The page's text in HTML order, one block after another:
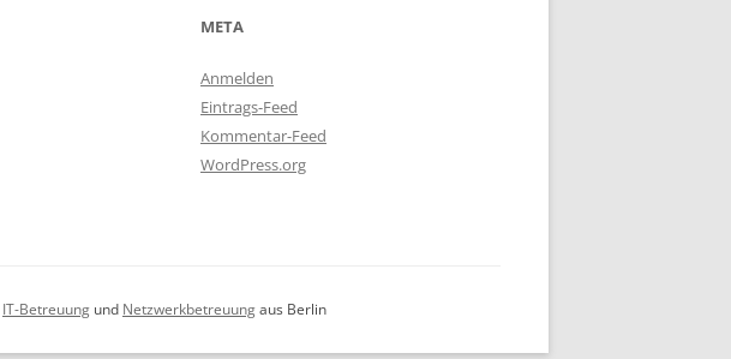
META
Anmelden
Eintrags-Feed
Kommentar-Feed
WordPress.org
IT-Betreuung und Netzwerkbetreuungaus Berlin